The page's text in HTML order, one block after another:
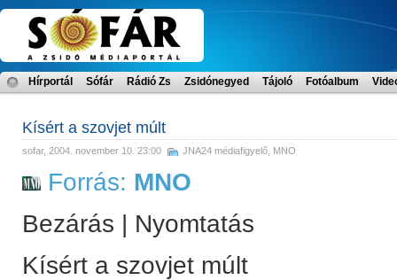
Hírportál Sófár Rádió Zs Zsidónegyed Tájoló Fotóalbum
Kísért a szovjet múlt
sofar, 2004. november 10. 23:00 JNA24 médiafigyelő MNO
Forrás: MNO
Bezárás | Nyomtatás
Kísért a szovjet múlt